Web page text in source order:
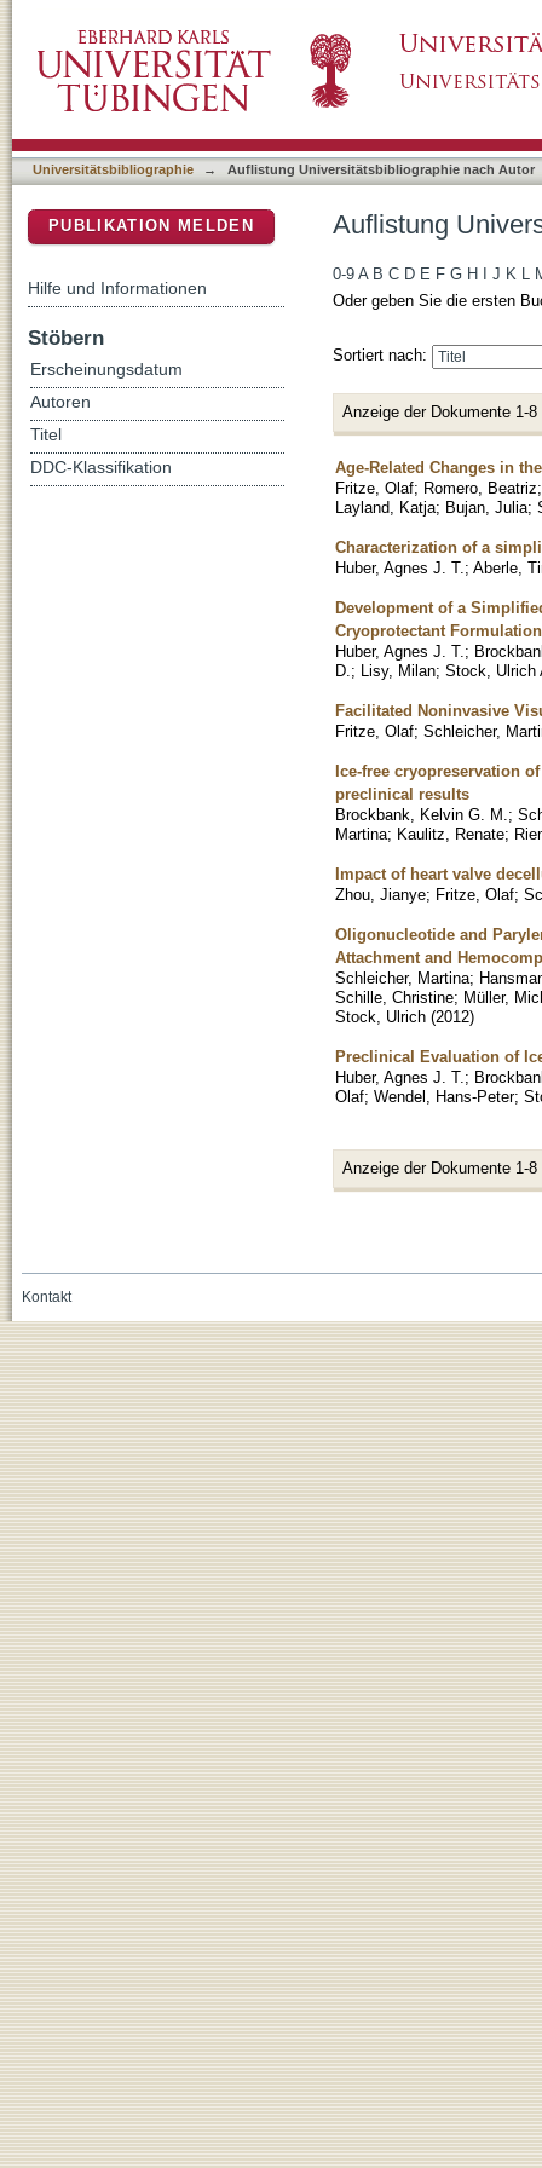
Universitätsbibliographie → Auflistung Universitätsbibliographie nach Autor
Auflistung
0-9 A B C D E F G H J K L
Oder geben Sie die ersten
Sortiert nach:
Anzeige der Dokumente 1-8
Age-Related Changes in
Fritze, Olaf; Romero, Beatriz
Layland, Katja; Bujan, Julia;
Characterization of a
Huber, Agnes J. T. ; Aberle,
Development of a
Cryoprotectant Formulation
Huber, Agnes J. T. ;
D. ; Lisy, Milan; Stock, Ulrich
Facilitated Noninvasive
Fritze, Olaf; Schleicher,
Ice-free cryopreservation
preclinical results
Brockbank, Kelvin G. M. ;
Martina; Kaulitz, Renate;
Impact of heart valve
Zhou, Jianye; Fritze, Olaf;
Oligonucleotide and
Attachment and
Schleicher, Martina;
Schille, Christine; Müller,
Stock, Ulrich (2012)
Preclinical Evaluation of
Huber, Agnes J. T. ;
Olaf; Wendel, Hans-Peter;
Anzeige der Dokumente 1-8
PUBLIKATION MELDEN
Hilfe und Informationen
Stöbern
Erscheinungsdatum
Autoren
Titel
DDC-Klassifikation
Kontakt